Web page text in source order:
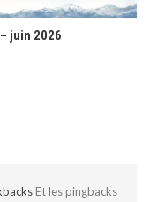
juin 2026
Et les pingbacks